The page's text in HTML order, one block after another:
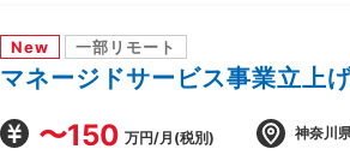
New 一部リモート
マネージドサービス事業立上
〜150 万円/月(税別) 神奈川